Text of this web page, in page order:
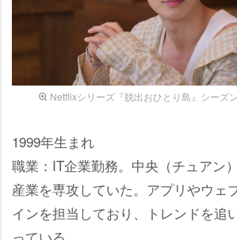
Netflixシリーズ『脱出おひとり島』シーズ
1999年生まれ
職業：IT企業勤務。中央（チュアン
産業を専攻していた。アプリやウェ
インを担当しており、トレンドを追